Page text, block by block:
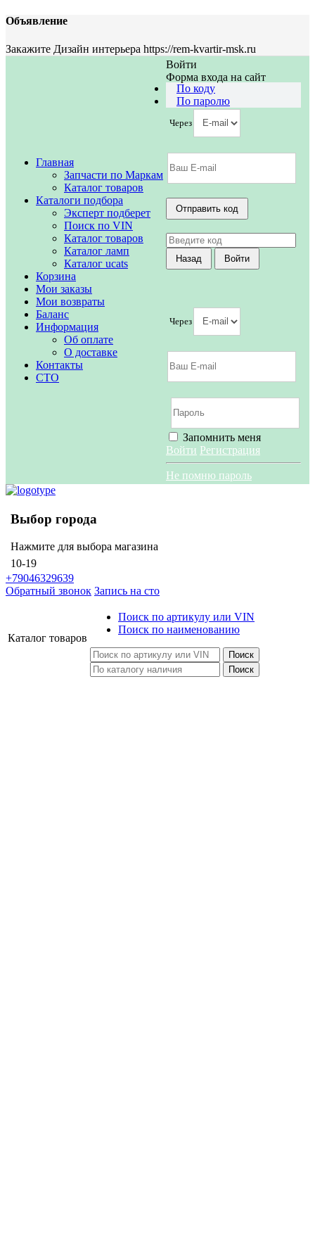
Объявление
Закажите Дизайн интерьера https://rem-kvartir-msk.ru
Главная
Запчасти по Маркам
Каталог товаров
Каталоги подбора
Эксперт подберет
Поиск по VIN
Каталог товаров
Каталог ламп
Каталог ucats
Корзина
Мои заказы
Мои возвраты
Баланс
Информация
Об оплате
О доставке
Контакты
СТО
Войти
Форма входа на сайт
По коду
По паролю
Через
Через
Запомнить меня
Войти Регистрация
Не помню пароль
Выбор города
Нажмите для выбора магазина
10-19
+79046329639
Обратный звонок Запись на сто
Каталог товаров
Поиск по артикулу или VIN
Поиск по наименованию
Поиск
Поиск